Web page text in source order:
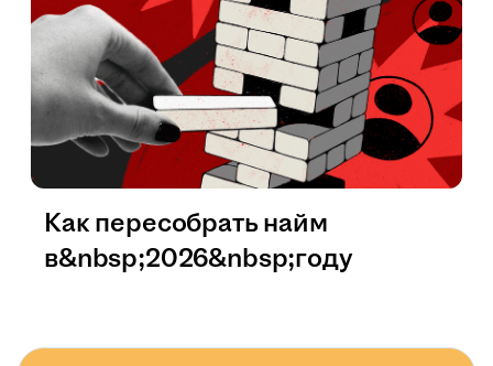
Как пересобрать найм
в&nbsp;2026&nbsp;году